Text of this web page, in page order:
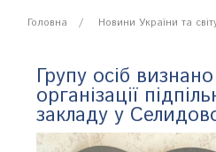
Головна Новини України та
Групу осіб
організації
закладу у